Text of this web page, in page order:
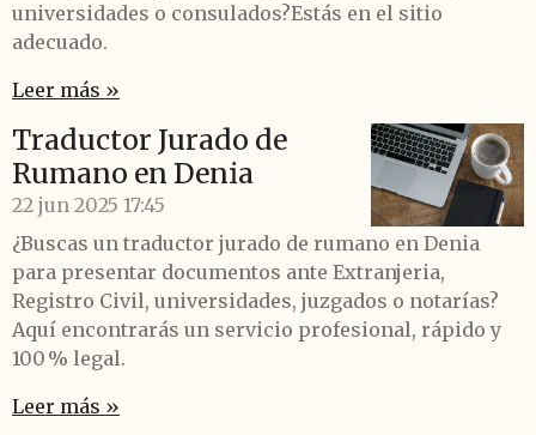
universidades o consulados?Estás en el sitio
adecuado.
Leer más »
Traductor Jurado de
Rumano en Denia
22 jun 2025 17:45
¿Buscas un traductor jurado de rumano en Denia
para presentar documentos ante Extranjeria,
Registro Civil, universidades, juzgados o notarías?
Aquí encontrarás un servicio profesional, rápido y
100 % legal.
Leer más »